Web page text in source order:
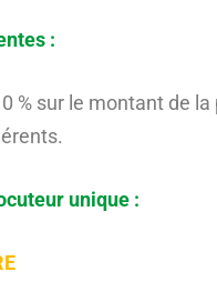
:
% sur le montant de
unique :